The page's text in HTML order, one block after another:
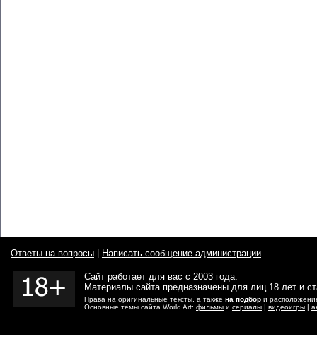
Ответы на вопросы Написать сообщение администрации
Сайт работает для вас с 2003 года.
Материалы сайта предназначены для лиц 18 лет и
Права на оригинальные тексты, а также на подбор и
Основные темы сайта World Art: фильмы и сериалы | видеоигры |